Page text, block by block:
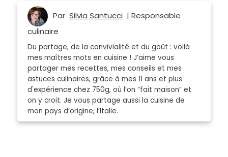
Par Silvia Santucci | Responsable
culinaire
Du partage, de la convivialité et du goût : voilà
mes maîtres mots en cuisine ! J’aime vous
partager mes recettes, mes conseils et mes
astuces culinaires, grâce à mes 11 ans et plus
d'expérience chez 750g, où l’on “fait maison” et
on y croit. Je vous partage aussi la cuisine de
mon pays d’origine, l’Italie.